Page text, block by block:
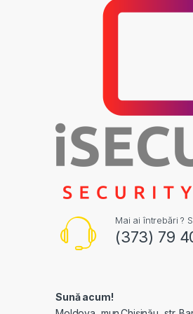
Mai ai întrebări ?
(373) 79
Sună acum!